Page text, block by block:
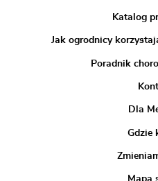
Katalog
Jak ogrodnicy
Poradnik
Dla
Gdzie